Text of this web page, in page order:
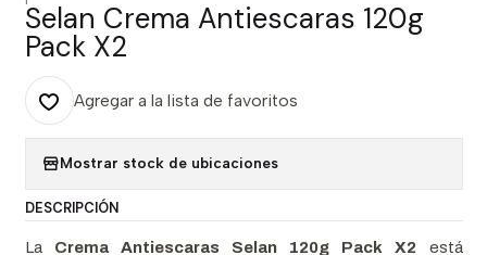
Selan Crema Antiescaras 120g
Pack X2
Agregar a la lista de favoritos
Mostrar stock de ubicaciones
DESCRIPCIÓN
La Crema Antiescaras Selan 120g Pack X2 está